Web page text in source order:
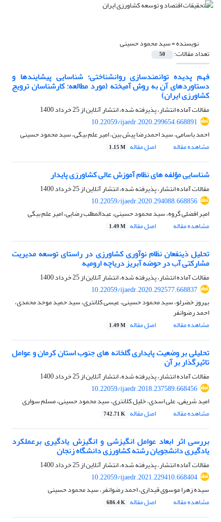
نویسنده =سید محمود حسینی
تعداد مقالات: 50
فهم پدیده توانمندسازی روانشناختی؛ شناسایی پیشایندها و
دستاوردهای آن به روش آمیخته (مورد مطالعه: کارشناسان ترویج
کشاورزی ایران)
مقالات آماده انتشار، پذیرفته شده، انتشار آنلاین از25 خرداد 1400
10.22059/ijaedr.2020.299654.668891
احمد باسامی، سید احمدرضا پیش بین، امیر علم بیگی، سید محمود حسینی
مشاهده مقاله
اصل مقاله 1.15 M
شناسایی مؤلفه های نظام آموزش عالی کشاورزی پایدار
مقالات آماده انتشار، پذیرفته شده، انتشار آنلاین از25 خرداد 1400
10.22059/ijaedr.2020.294088.668856
امیر افضلی گروه، سید محمود حسینی، عبدالمطلب رضایی، امیر علم بیگی
مشاهده مقاله
اصل مقاله 1.49 M
تحلیل ذینفعان نظام نوآوری کشاورزی در راستای توسعه مدیریت
مشارکتی آب در حوضه آبریز دریاچه ارومیه
مقالات آماده انتشار، پذیرفته شده، انتشار آنلاین از25 خرداد 1400
10.22059/ijaedr.2020.292577.668837
بهروز خضرلو، سید محمود حسینی، عیسی کلانتری، سید حمید موحد محمدی،
احمد رضوانفر
مشاهده مقاله
اصل مقاله 1.49 M
تحلیلی بر وضعیت پایداری گلخانه‏ های جنوب استان کرمان و عوامل
تاثیرگذار بر آن
مقالات آماده انتشار، پذیرفته شده، انتشار آنلاین از25 خرداد 1400
10.22059/ijaedr.2018.237589.668456
امید شریفی، علی اسدی، خلیل کلانتری، سید محمود حسینی، مسلم سواری
مشاهده مقاله
اصل مقاله 742.71 K
بررسی اثر ابعاد عوامل انگیزشی و انگیزش یادگیری برعملکرد
یادگیری دانشجویان رشته کشاورزی دانشگاه زنجان
مقالات آماده انتشار، پذیرفته شده، انتشار آنلاین از25 خرداد 1400
10.22059/ijaedr.2021.229410.668404
سیده زهرا موسوی قیداری، احمد رضوانفر، سید محمود حسینی
مشاهده مقاله
اصل مقاله 686.4 K